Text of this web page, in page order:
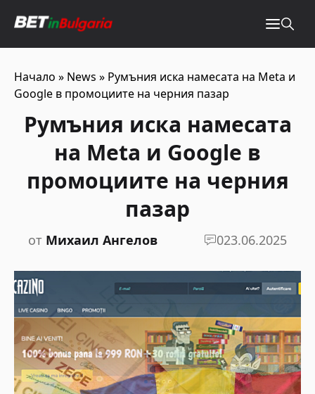
Начало » News » Румъния иска намесата на Meta и
Google в промоциите на черния пазар
Румъния иска намесата
на Meta и Google в
промоциите на черния
пазар
от Михаил Ангелов 023.06.2025